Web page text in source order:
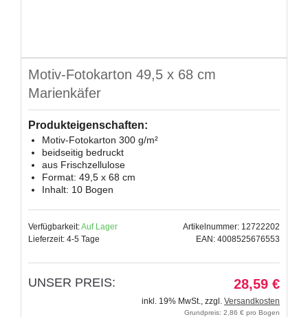
Motiv-Fotokarton 49,5 x 68 cm
Marienkäfer
Produkteigenschaften:
Motiv-Fotokarton 300 g/m²
beidseitig bedruckt
aus Frischzellulose
Format: 49,5 x 68 cm
Inhalt: 10 Bogen
Verfügbarkeit:Auf Lager
Lieferzeit: 4-5 Tage
Artikelnummer: 12722202
EAN: 4008525676553
UNSER PREIS: 28,59 €
inkl. 19% MwSt., zzgl. Versandkosten
Grundpreis: 2,86 € pro Bogen